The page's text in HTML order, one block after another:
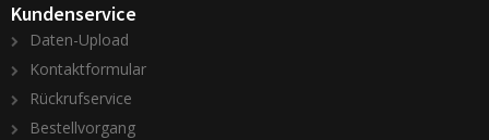
Kundenservice
Daten-Upload
Kontaktformular
Rückrufservice
Bestellvorgang